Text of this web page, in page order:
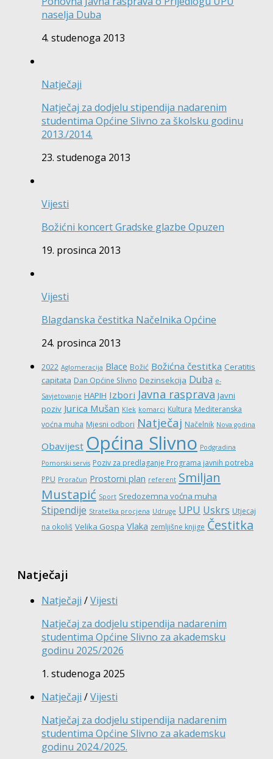
naselja Duba
4. studenoga 2013
Natječaji
Natječaj za dodjelu stipendija nadarenim
studentima Općine Slivno za školsku godinu
2013./2014.
23. studenoga 2013
Vijesti
Božićni koncert Gradske glazbe Opuzen
19. prosinca 2013
Vijesti
Blagdanska čestitka Načelnika Općine
24. prosinca 2013
2022 Aglomeracija Blace Božić Božićna čestitka Ceratitis
capitata Dan Općine Slivno Dezinsekcija Duba e-
Savjetovanje HAPIH Izbori Javna rasprava Javni
poziv Jurica Mušan Klek komarci Kultura Mediteranska
voćna muha Mjesni odbori Natječaj Načelnik Nova godina
Obavijest Općina Slivno Podgradina
Pomorski servis Poziv za predlaganje Programa javnih potreba
PPU Proračun Prostorni plan referent Smiljan
Mustapić Sport Sredozemna voćna muha
Stipendije Strateška procjena Udruge UPU Uskrs Utjecaj
na okoliš Velika Gospa Vlaka zemljišne knjige Čestitka
Natječaji
Natječaji /Vijesti
Natječaj za dodjelu stipendija nadarenim
studentima Općine Slivno za akademsku
godinu 2025/2026
1. studenoga 2025
Natječaji /Vijesti
Natječaj za dodjelu stipendija nadarenim
studentima Općine Slivno za akademsku
godinu 2024./2025.